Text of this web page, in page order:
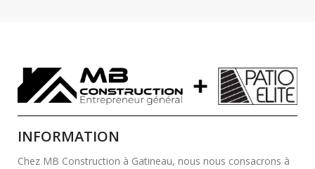
INFORMATION
Chez MB Construction à Gatineau, nous nous consacrons à